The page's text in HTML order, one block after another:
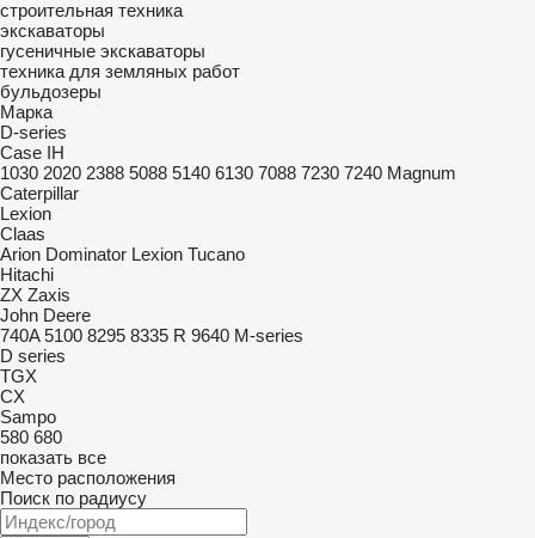
строительная техника
экскаваторы
гусеничные экскаваторы
техника для земляных работ
бульдозеры
Марка
D-series
Case IH
1030 2020 2388 5088 5140 6130 7088 7230 7240 Magnum
Caterpillar
Lexion
Claas
Arion Dominator Lexion Tucano
Hitachi
ZX Zaxis
John Deere
740A 5100 8295 8335 R 9640 M-series
D series
TGX
CX
Sampo
580 680
показать все
Место расположения
Поиск по радиусу